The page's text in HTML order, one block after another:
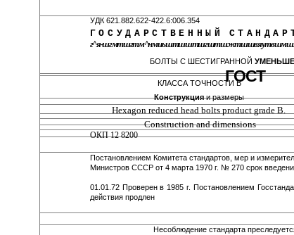
УДК 621.882.622-
ГОСУДАРСТВЕННЫЙ
г^я-
БОЛТЫ С ШЕСТИГРАННОЙ
ГОСТ
КЛАССА ТОЧНОСТИ В
Конструкцияи размеры
Hexagon reduced head bolts product grade В.
Construction and dimensions
ОКП 12 8200
Постановлением Комитета стандартов, мер и
Министров СССР от 4 марта 1970 г. № 270 срок
01.01.72 Проверен в 1985 г. Постановлением
действия продлен
Несоблюдение стандарта